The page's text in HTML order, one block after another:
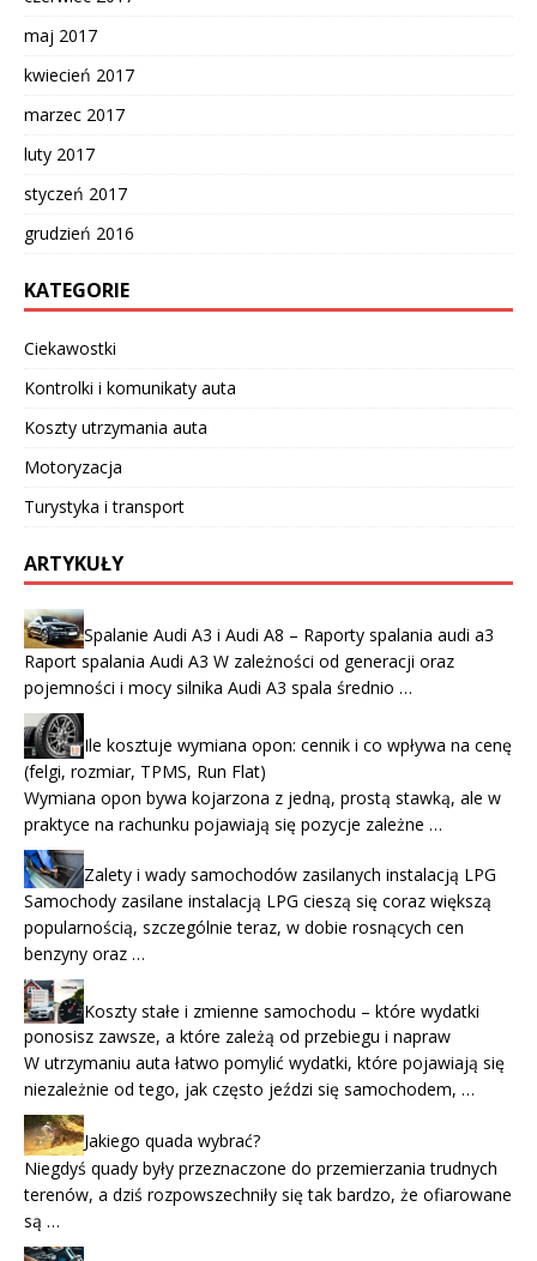
maj 2017
kwiecień 2017
marzec 2017
luty 2017
styczeń 2017
grudzień 2016
KATEGORIE
Ciekawostki
Kontrolki i komunikaty auta
Koszty utrzymania auta
Motoryzacja
Turystyka i transport
ARTYKUŁY
Spalanie Audi A3 i Audi A8 – Raporty spalania audi a3
Raport spalania Audi A3 W zależności od generacji oraz
pojemności i mocy silnika Audi A3 spala średnio …
Ile kosztuje wymiana opon: cennik i co wpływa na cenę
(felgi, rozmiar, TPMS, Run Flat)
Wymiana opon bywa kojarzona z jedną, prostą stawką, ale w
praktyce na rachunku pojawiają się pozycje zależne …
Zalety i wady samochodów zasilanych instalacją LPG
Samochody zasilane instalacją LPG cieszą się coraz większą
popularnością, szczególnie teraz, w dobie rosnących cen
benzyny oraz …
Koszty stałe i zmienne samochodu – które wydatki
ponosisz zawsze, a które zależą od przebiegu i napraw
W utrzymaniu auta łatwo pomylić wydatki, które pojawiają się
niezależnie od tego, jak często jeździ się samochodem, …
Jakiego quada wybrać?
Niegdyś quady były przeznaczone do przemierzania trudnych
terenów, a dziś rozpowszechniły się tak bardzo, że ofiarowane
są …